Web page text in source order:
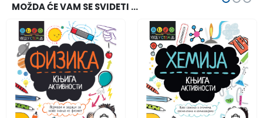
MOŽDA ĆE VAM SE SVIDETI …